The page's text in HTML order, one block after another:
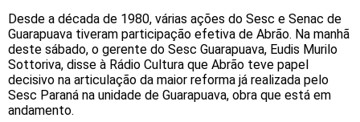
Desde a década de 1980, várias ações do Sesc e Senac de
Guarapuava tiveram participação efetiva de Abrão. Na manhã
deste sábado, o gerente do Sesc Guarapuava, Eudis Murilo
Sottoriva, disse à Rádio Cultura que Abrão teve papel
decisivo na articulação da maior reforma já realizada pelo
Sesc Paraná na unidade de Guarapuava, obra que está em
andamento.